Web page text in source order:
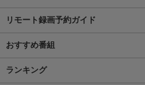
リモート録画予約ガイド
おすすめ番組
ランキング